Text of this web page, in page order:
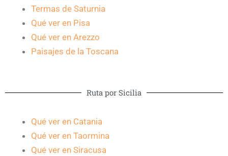
Termas de Saturnia
Qué ver en Pisa
Qué ver en Arezzo
Paisajes de la Toscana
Ruta por Sicilia
Qué ver en Catania
Qué ver en Taormina
Qué ver en Siracusa